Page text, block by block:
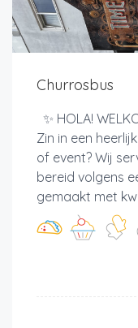
Churrosbus
✨ HOLA!
Zin in een
of event? Wij
bereid volgens
gemaakt met